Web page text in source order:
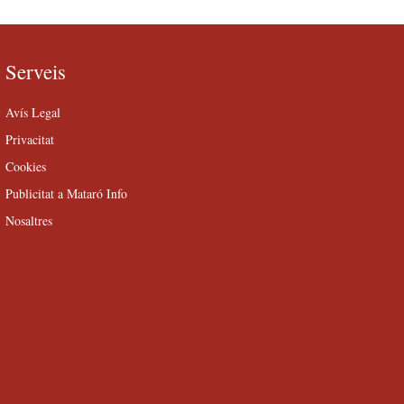
Serveis
Avís Legal
Privacitat
Cookies
Publicitat a Mataró Info
Nosaltres